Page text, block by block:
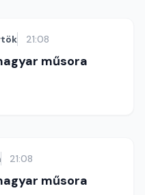
21:08
műsora
21:08
műsora